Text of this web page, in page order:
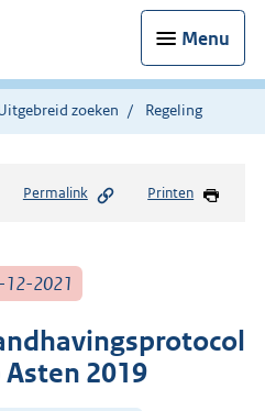
Menu
zoeken Regeling
Permalink Printen
12-2021
2019